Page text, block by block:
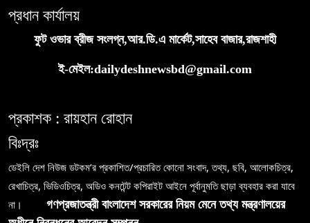
প্রধান কার্যালয়
ফুট ওভার ব্রীজ সংলগ্ন,আর.ডি.এ মার্কেট,সাহেব বাজার,রাজশাহী
ই-মেইল:dailydeshnewsbd@gmail.com
প্রকাশক : রায়হান রোহান
বিঃদ্রঃ
ডেইলি দেশ নিউজ ডটকম’র প্রকাশিত/প্রচারিত কোনো সংবাদ, তথ্য, ছবি, আলোকচিত্র,
রেখাচিত্র, ভিডিওচিত্র, অডিও কনটেন্ট কপিরাইট আইনে পূর্বানুমতি ছাড়া ব্যবহার করা যাবে
না।
গণপ্রজাতন্ত্রী বাংলাদেশ সরকারের নিয়ম মেনে তথ্য মন্ত্রণালয়ের